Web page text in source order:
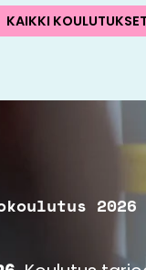
KAIKKI KOULUTUKSET
2026